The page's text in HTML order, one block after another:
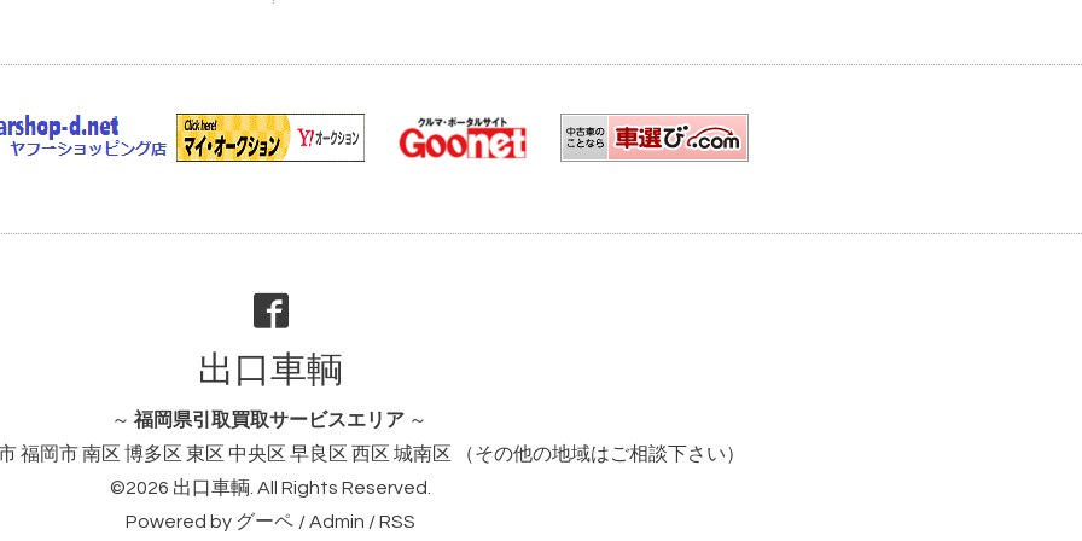
出口車輌
～ 福岡県引取買取サービスエリア～
福岡市 南区 博多区 東区 中央区 早良区 西区 城南区 （その他の地域はご相談下さい）
©2026 出口車輌. All Rights Reserved.
Powered by グーペ /Admin /RSS